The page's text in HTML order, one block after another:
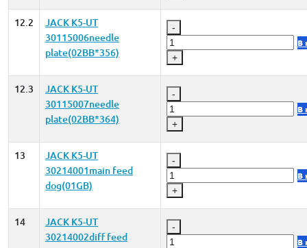
12.2
JACK K5-UT
30115006needle
plate(02BB*356)
-
+
В
12.3
JACK K5-UT
30115007needle
plate(02BB*364)
-
+
В
13
JACK K5-UT
30214001main feed
dog(01GB)
-
+
В
14
JACK K5-UT
30214002diff feed
-
В